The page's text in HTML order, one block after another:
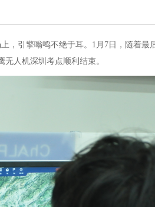
，引擎嗡鸣不绝于耳。1月7日，随着最
人机深圳考点顺利结束。